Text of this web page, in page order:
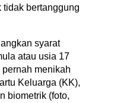
bertanggung
syarat
atau usia 17
menikah
Keluarga (KK),
biometrik (foto,